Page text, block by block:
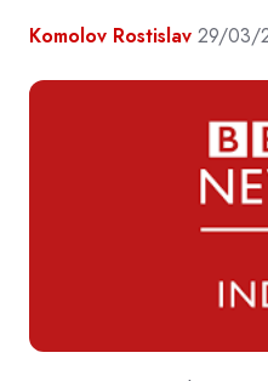
Komolov Rostislav 29/03/